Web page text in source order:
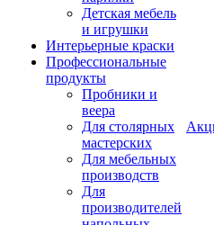
Детская мебель
и игрушки
Интерьерные краски
Профессиональные
продукты
Пробники и
веера
Для столярных
мастерских
Для мебельных
производств
Для
производителей